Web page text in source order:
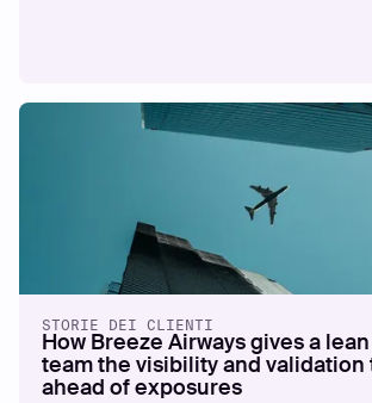
STORIE DEI CLIENTI
How Breeze Airways gives a
team the visibility and validation
ahead of exposures